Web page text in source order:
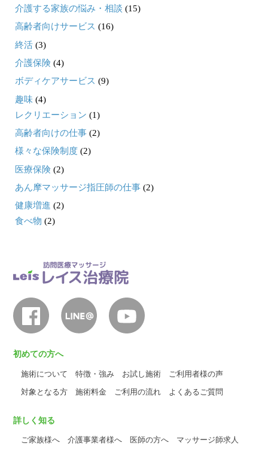
介護する家族の悩み・相談 (15)
高齢者向けサービス (16)
終活 (3)
介護保険 (4)
ボディケアサービス (9)
趣味 (4)
レクリエーション (1)
高齢者向けの仕事 (2)
様々な保険制度 (2)
医療保険 (2)
あん摩マッサージ指圧師の仕事 (2)
健康増進 (2)
食べ物 (2)
初めての方へ
施術について 特徴・強み お試し施術
ご利用者様の声
対象となる方
施術料金 ご利用の流れ よくあるご質問
詳しく知る
ご家族様へ 介護事業者様へ 医師の方へ
マッサージ師求人